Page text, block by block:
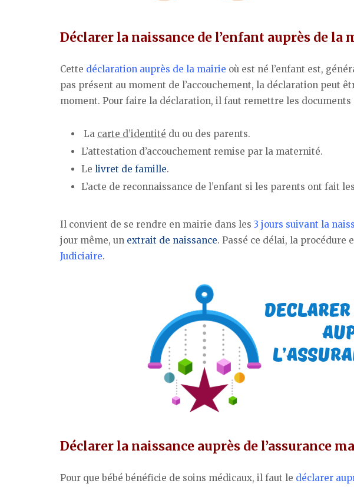
Déclarer la naissance de l’enfant auprès de la
Cette déclaration auprès de la mairie où est né l’enfant est,
pas présent au moment de l’accouchement, la déclaration peut
moment. Pour faire la déclaration, il faut remettre les documents
La carte d’identité du ou des parents.
L’attestation d’accouchement remise par la maternité.
Le livret de famille.
L’acte de reconnaissance de l’enfant si les parents ont fait
Il convient de se rendre en mairie dans les 3 jours suivant la
jour même, un extrait de naissance. Passé ce délai, la procédure
Judiciaire.
Déclarer la naissance auprès de l’assurance
Pour que bébé bénéficie de soins médicaux, il faut le déclarer